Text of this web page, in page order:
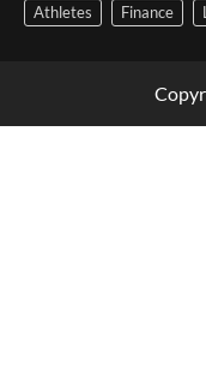
Athletes Finance